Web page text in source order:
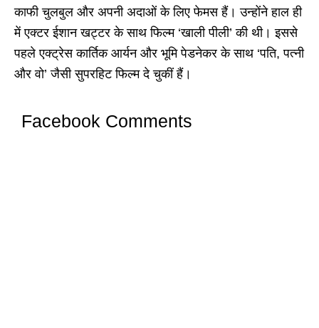
काफी चुलबुल और अपनी अदाओं के लिए फेमस हैं। उन्होंने हाल ही
में एक्टर ईशान खट्टर के साथ फिल्म ‘खाली पीली’ की थी। इससे
पहले एक्ट्रेस कार्तिक आर्यन और भूमि पेडनेकर के साथ ‘पति, पत्नी
और वो’ जैसी सुपरहिट फिल्म दे चुकीं हैं।
Facebook Comments